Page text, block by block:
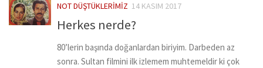
NOT DÜŞTÜKLERIMIZ 14 KASIM 2017
Herkes nerde?
80’lerin başında doğanlardan biriyim. Darbeden az
sonra. Sultan filmini ilk izlemem muhtemeldir ki çok